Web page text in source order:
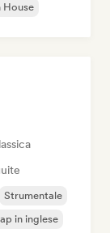
House
Strumentale
in inglese